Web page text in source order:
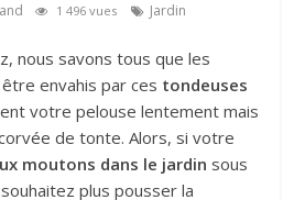
1 496 vues Jardin
nous savons tous que les
envahis par ces tondeuses
votre pelouse lentement mais
de tonte. Alors, si votre
moutons dans le jardin sous
plus pousser la